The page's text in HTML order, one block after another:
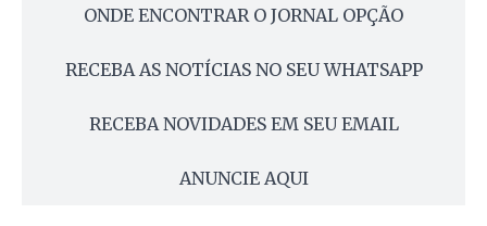
ONDE ENCONTRAR O JORNAL OPÇÃO
RECEBA AS NOTÍCIAS NO SEU WHATSAPP
RECEBA NOVIDADES EM SEU EMAIL
ANUNCIE AQUI